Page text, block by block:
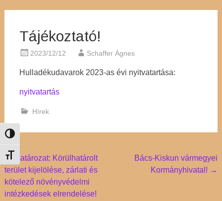
Nagy kontraszt váltása
Betűméret váltása
Tájékoztató!
2023/12/12 Schaffer Ágnes
Hulladékudavarok 2023-as évi nyitvatartása:
nyitvatartás
Hírek
Post
navigation
← Határozat: Körülhatárolt
terület kijelölése, zárlati és
kötelező növényvédelmi
intézkedések elrendelése!
Bács-Kiskun vármegyei
Kormányhivatal! →